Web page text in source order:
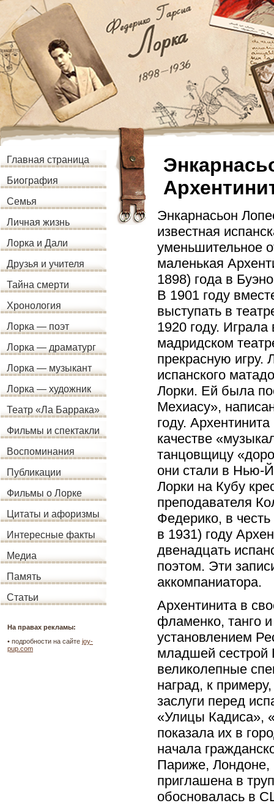
Главная страница
Биография
Семья
Личная жизнь
Лорка и Дали
Друзья и учителя
Тайна смерти
Хронология
Лорка — поэт
Лорка — драматург
Лорка — музыкант
Лорка — художник
Театр «Ла Баррака»
Фильмы и спектакли
Воспоминания
Публикации
Фильмы о Лорке
Цитаты и афоризмы
Интересные факты
Медиа
Память
Статьи
На правах рекламы:
• подробности на сайте joy-
pup.com
Энкарнасьон
известная
уменьшительное
маленькая
1898) года в
В 1901 году
выступать в
1920 году.
мадридском
прекрасную игру.
испанского
Лорки. Ей была
Мехиасу»,
году.
качестве
танцовщицу
они стали в Нью-
Лорки на Кубу
преподавателя
Федерико, в
в 1931) году
двенадцать
поэтом. Эти
аккомпаниатора.
Архентинита в
фламенко, танго
установлением
младшей сестрой
великолепные
наград, к
заслуги перед
«Улицы Кадиса»,
показала их в
начала
Париже,
приглашена в
обосновалась в